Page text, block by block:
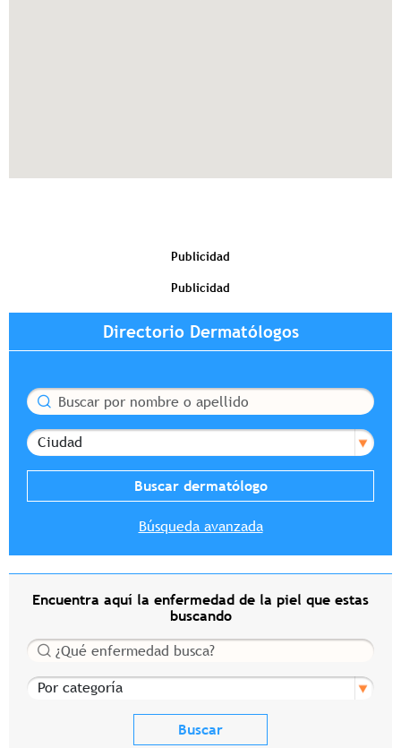
Publicidad
Publicidad
Directorio Dermatólogos
Buscar
Ciudad
Búsqueda avanzada
Encuentra aquí la enfermedad de la piel que estas
buscando
Buscar
Por categoría